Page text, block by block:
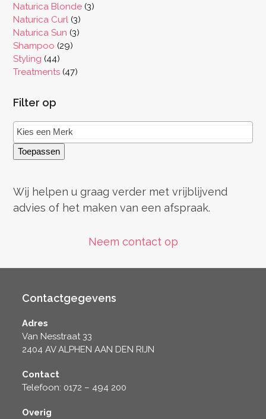
product
Naturica Blonde 33
Naturica Curl 33
producten
Naturica Sun 33
Shampoo 2929
Styling 4444
producten
Treatments 4747
Filter op
Toepassen
Wij helpen u graag verder met vrijblijvend
advies of het maken van een afspraak.
Neem contact op
Contactgegevens
Adres
Van Nesstraat 33
2404 AV ALPHEN AAN DEN RIJN
Contact
Telefoon: 0172 – 494 200
Overig